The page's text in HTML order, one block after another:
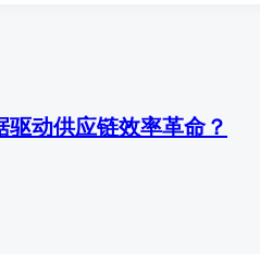
动供应链效率革命？